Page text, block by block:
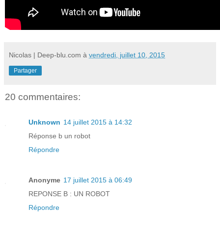
Nicolas | Deep-blu.com à vendredi, juillet 10, 2015
Partager
20 commentaires:
Unknown 14 juillet 2015 à 14:32
Réponse b un robot
Répondre
Anonyme 17 juillet 2015 à 06:49
REPONSE B : UN ROBOT
Répondre